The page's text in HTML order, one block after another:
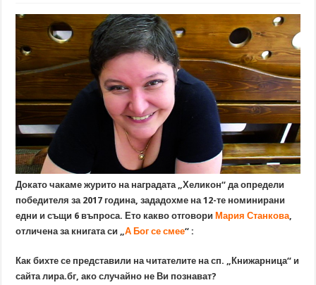
Докато чакаме журито на наградата „Хеликон“ да определи
победителя за 2017 година, зададохме на 12-те номинирани
едни и същи 6 въпроса. Ето какво отговори Мария Станкова
отличена за книгата си „А Бог се смее“ :
Как бихте се представили на читателите на сп. „Книжарница“ и
сайта лира.бг, ако случайно не Ви познават?